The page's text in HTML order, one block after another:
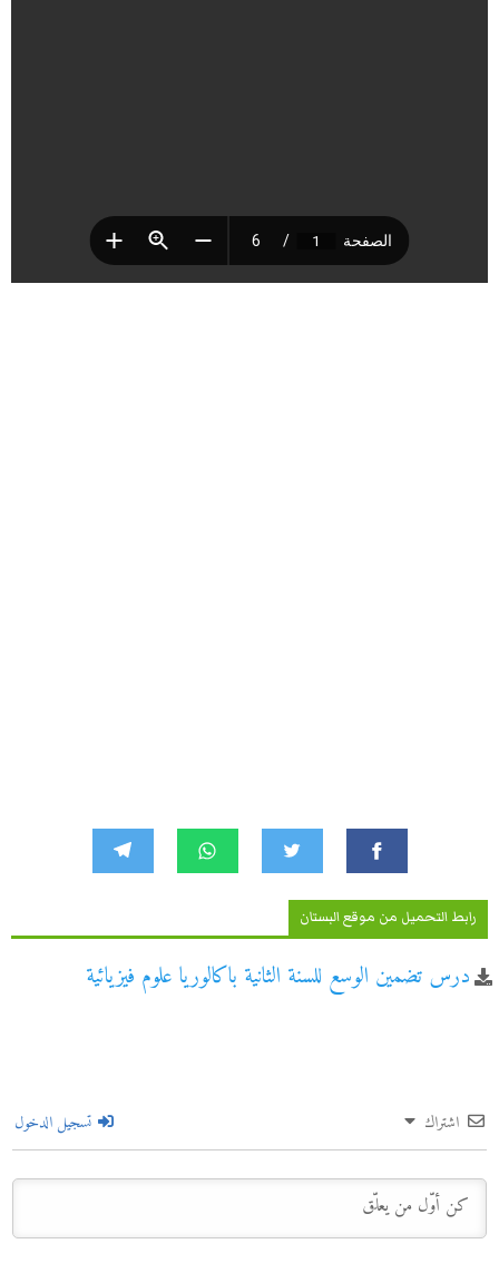
رابط التحميل من موقع البستان
درس تضمين الوسع للسنة الثانية باكالوريا علوم فيزيائية
اشتراك تسجيل الدخول